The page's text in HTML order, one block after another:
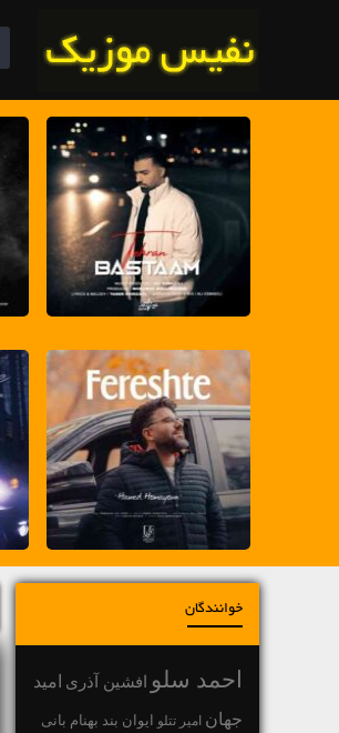
خوانندگان
احمد سلو افشین آذری امید
جهان امیر تتلو ایوان بند بهنام بانی